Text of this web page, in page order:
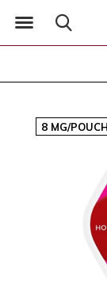
8 MG/POUCH